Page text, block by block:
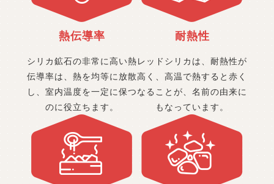
熱伝導率
シリカ鉱石の非常に高い熱
伝導率は、 熱を均等に放散
し、室内温度を一定に保つ
のに役立ちます。
耐熱性
レッドシリカは、耐熱性が
高く、 高温で熱すると赤く
なることが、 名前の由来に
もなっています。